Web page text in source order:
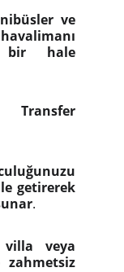
ve
bir hale
getirerek
.
villa veya